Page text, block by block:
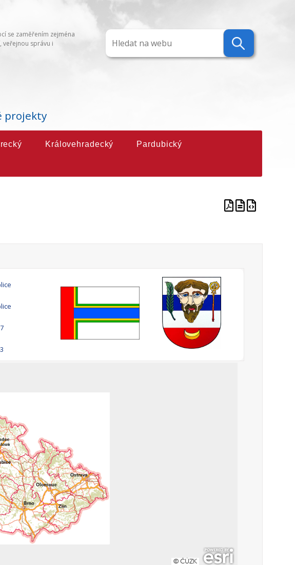
se zaměřením zejména
veřejnou správu i
projekty
Královehradecký Pardubický